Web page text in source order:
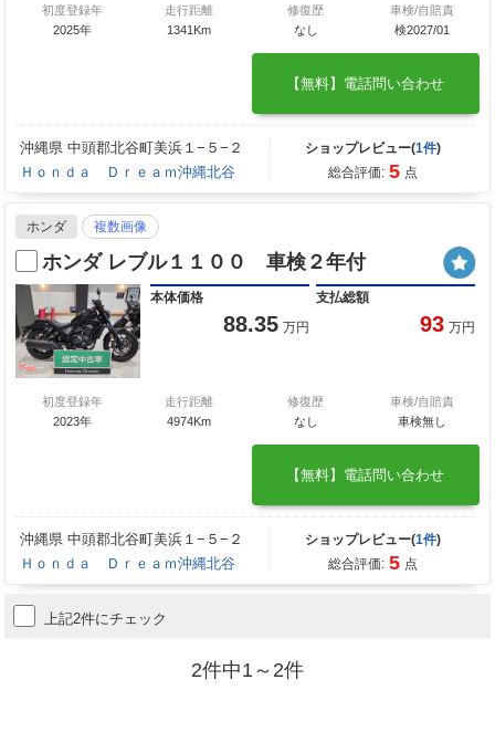
初度登録年
2025年
走行距離
1341Km
修復歴
なし
車検/自賠責
検2027/01
【無料】電話問い合わせ
沖縄県 中頭郡北谷町美浜１−５−２
Ｈｏｎｄａ Ｄｒｅａｍ沖縄北谷
ショップレビュー(1件)
総合評価: 5 点
ホンダ 複数画像
ホンダ レブル１１００ 車検２年付
本体価格
88.35 万円
支払総額
93 万円
初度登録年
2023年
走行距離
4974Km
修復歴
なし
車検/自賠責
車検無し
【無料】電話問い合わせ
沖縄県 中頭郡北谷町美浜１−５−２
Ｈｏｎｄａ Ｄｒｅａｍ沖縄北谷
ショップレビュー(1件)
総合評価: 5 点
上記2件にチェック
2件中1～2件